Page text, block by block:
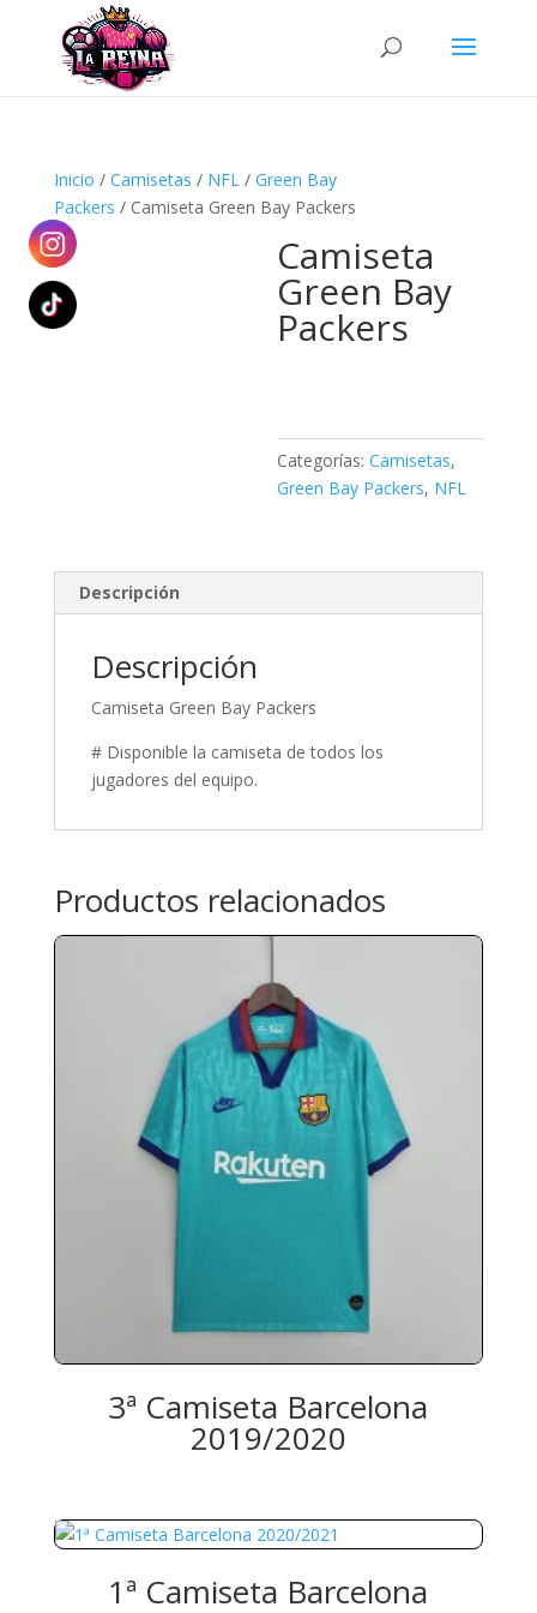
Búsqueda
productos
Inicio / Camisetas / NFL/ Green Bay
Packers / Camiseta Green Bay Packers
Camiseta
Green Bay
Packers
Categorías:Camisetas,
Green Bay Packers, NFL
Descripción
Descripción
Camiseta Green Bay Packers
# Disponible la camiseta de todos los
jugadores del equipo.
Productos relacionados
3ª Camiseta Barcelona
2019/2020
1ª Camiseta Barcelona